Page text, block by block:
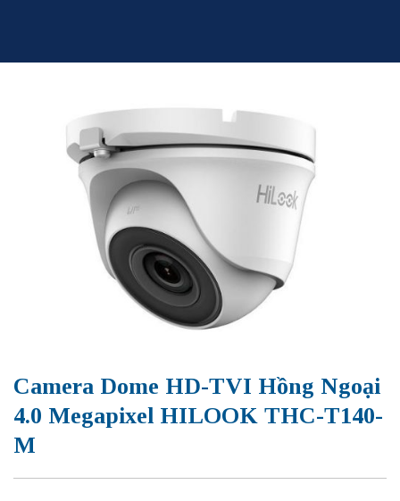
Camera Dome HD-TVI Hồng Ngoại
4.0 Megapixel HILOOK THC-T140-
M